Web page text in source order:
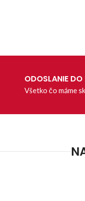
ODOSLANIE
Všetko čo máme